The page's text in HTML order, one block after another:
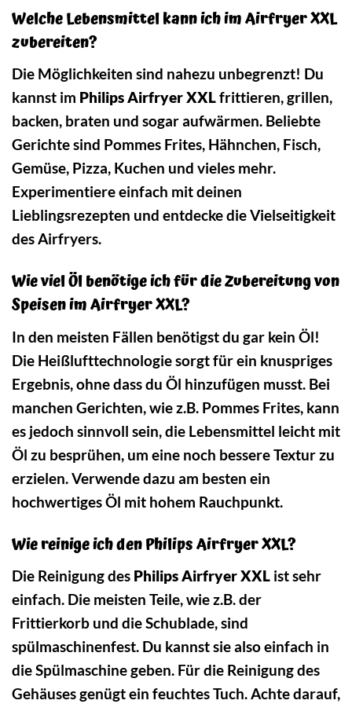
Welche Lebensmittel kann ich im Airfryer XXL
zubereiten?
Die Möglichkeiten sind nahezu unbegrenzt! Du
kannst im Philips Airfryer XXLfrittieren, grillen,
backen, braten und sogar aufwärmen. Beliebte
Gerichte sind Pommes Frites, Hähnchen, Fisch,
Gemüse, Pizza, Kuchen und vieles mehr.
Experimentiere einfach mit deinen
Lieblingsrezepten und entdecke die Vielseitigkeit
des Airfryers.
Wie viel Öl benötige ich für die Zubereitung von
Speisen im Airfryer XXL?
In den meisten Fällen benötigst du gar kein Öl!
Die Heißlufttechnologie sorgt für ein knuspriges
Ergebnis, ohne dass du Öl hinzufügen musst. Bei
manchen Gerichten, wie z.B. Pommes Frites, kann
es jedoch sinnvoll sein, die Lebensmittel leicht mit
Öl zu besprühen, um eine noch bessere Textur zu
erzielen. Verwende dazu am besten ein
hochwertiges Öl mit hohem Rauchpunkt.
Wie reinige ich den Philips Airfryer XXL?
Die Reinigung des Philips Airfryer XXL ist sehr
einfach. Die meisten Teile, wie z.B. der
Frittierkorb und die Schublade, sind
spülmaschinenfest. Du kannst sie also einfach in
die Spülmaschine geben. Für die Reinigung des
Gehäuses genügt ein feuchtes Tuch. Achte darauf,